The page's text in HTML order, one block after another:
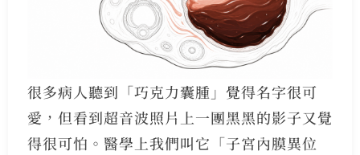
很多病人聽到「巧克力囊腫」覺得名字很可
愛，但看到超音波照片上一團黑黑的影子又覺
得很可怕。醫學上我們叫它「子宮內膜異位